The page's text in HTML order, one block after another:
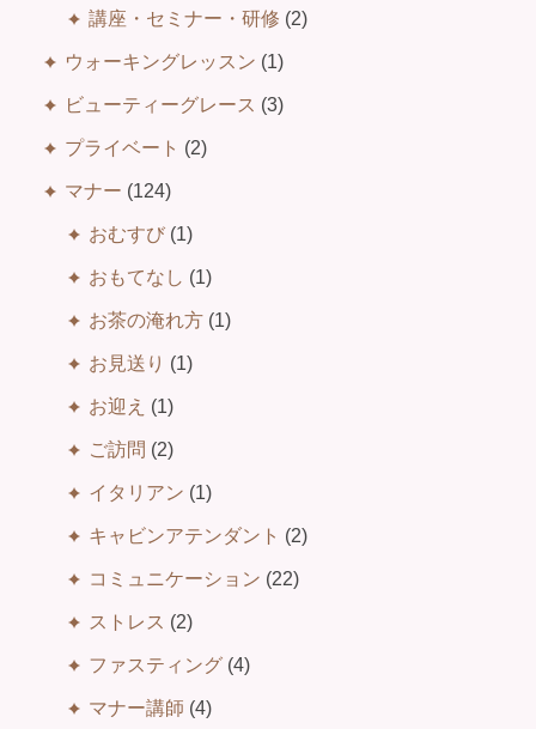
講座・セミナー・研修 (2)
ウォーキングレッスン (1)
ビューティーグレース (3)
プライベート (2)
マナー (124)
おむすび (1)
おもてなし (1)
お茶の淹れ方 (1)
お見送り (1)
お迎え (1)
ご訪問 (2)
イタリアン (1)
キャビンアテンダント (2)
コミュニケーション (22)
ストレス (2)
ファスティング (4)
マナー講師 (4)